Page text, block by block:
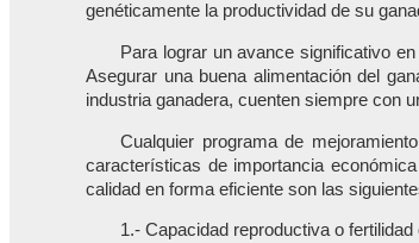
genéticamente la productividad de su
Para lograr un avance significativo
Asegurar una buena alimentación del
industria ganadera, cuenten siempre con
Cualquier programa de
características de importancia
calidad en forma eficiente son las
1.- Capacidad reproductiva o